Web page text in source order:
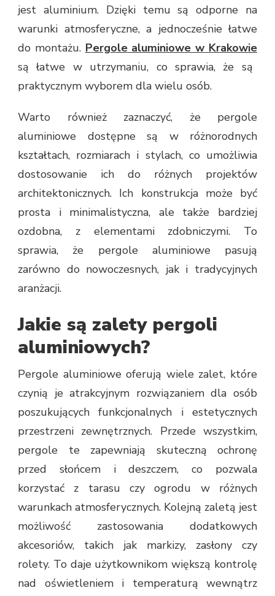
jest aluminium. Dzięki temu są odporne na
warunki atmosferyczne, a jednocześnie łatwe
do montażu. Pergole aluminiowe w Krakowie
są łatwe w utrzymaniu, co sprawia, że są
praktycznym wyborem dla wielu osób.
Warto również zaznaczyć, że pergole
aluminiowe dostępne są w różnorodnych
kształtach, rozmiarach i stylach, co umożliwia
dostosowanie ich do różnych projektów
architektonicznych. Ich konstrukcja może być
prosta i minimalistyczna, ale także bardziej
ozdobna, z elementami zdobniczymi. To
sprawia, że pergole aluminiowe pasują
zarówno do nowoczesnych, jak i tradycyjnych
aranżacji.
Jakie są zalety pergoli
aluminiowych?
Pergole aluminiowe oferują wiele zalet, które
czynią je atrakcyjnym rozwiązaniem dla osób
poszukujących funkcjonalnych i estetycznych
przestrzeni zewnętrznych. Przede wszystkim,
pergole te zapewniają skuteczną ochronę
przed słońcem i deszczem, co pozwala
korzystać z tarasu czy ogrodu w różnych
warunkach atmosferycznych. Kolejną zaletą jest
możliwość zastosowania dodatkowych
akcesoriów, takich jak markizy, zasłony czy
rolety. To daje użytkownikom większą kontrolę
nad oświetleniem i temperaturą wewnątrz